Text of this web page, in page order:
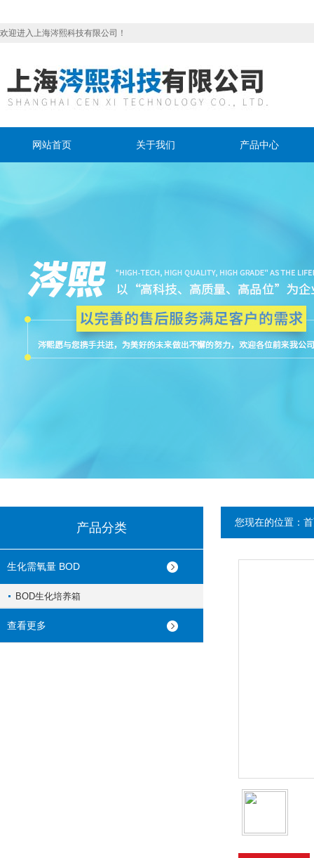
欢迎进入上海涔熙科技有限公司！
网站首页 关于我们 产品中心
产品分类
生化需氧量 BOD
BOD生化培养箱
查看更多
您现在的位置：